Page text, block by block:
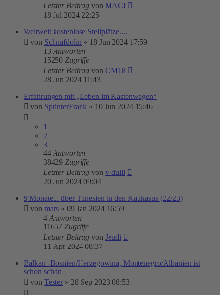
Letzter Beitrag von MACI
18 Jul 2024 22:25
Weltweit kostenlose Stellplätze....
von Schnafdolin » 18 Jun 2024 17:59
13 Antworten
15250 Zugriffe
Letzter Beitrag von OM18
28 Jun 2024 11:43
Erfahrungen mit „Leben im Kastenwagen“
von SprinterFrank » 10 Jun 2024 15:46
1
2
3
44 Antworten
38429 Zugriffe
Letzter Beitrag von v-dulli
20 Jun 2024 09:04
9 Monate... über Tunesien in den Kaukasus (22/23)
von mars » 09 Jan 2024 16:59
4 Antworten
11657 Zugriffe
Letzter Beitrag von Jeudi
11 Apr 2024 08:37
Balkan -Bosnien/Herzegowina, Montenegro/Albanien ist
schon schön
von Tester » 28 Sep 2023 08:53